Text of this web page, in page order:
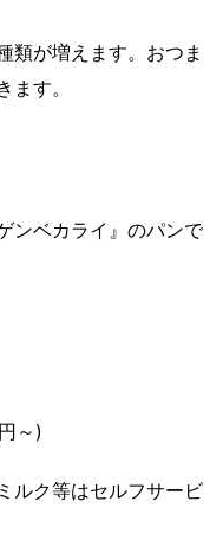
類が増えます。おつま
す。
ンベカライ』のパンで
～)
ルク等はセルフサービ